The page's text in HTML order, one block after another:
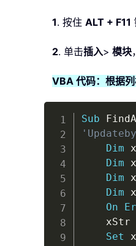
1. 按住 ALT + F11
2. 单击插入> 模块
VBA 代码：根据列
Sub
Dim
Dim
Dim
Dim
On
    xStr
Set